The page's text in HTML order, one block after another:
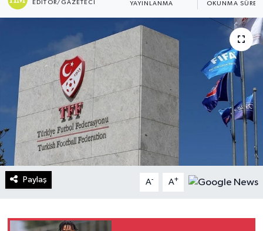
EDITÖR/GAZETECI YAYINLANMA OKUNMA SÜRESI
Paylaş A- A+
Lider Haber TV Canlı Yayın izle